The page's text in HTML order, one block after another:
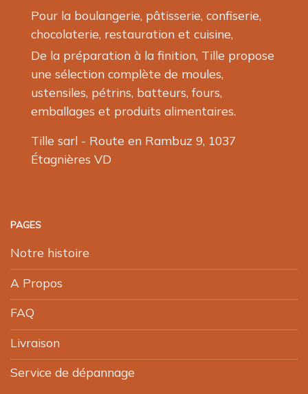
Pour la boulangerie, pâtisserie, confiserie,
chocolaterie, restauration et cuisine,
De la préparation à la finition, Tille propose
une sélection complète de moules,
ustensiles, pétrins, batteurs, fours,
emballages et produits alimentaires.
Tille sarl - Route en Rambuz 9, 1037
Étagnières VD
PAGES
Notre histoire
A Propos
FAQ
Livraison
Service de dépannage